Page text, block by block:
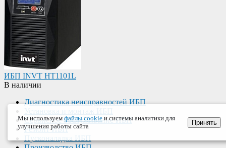
ИБП INVT HT1101L
В наличии
Диагностика неисправностей ИБП
Сервисное обслуживание ИБП
Ремонт ИБП
Мы используем файлы cookie и системы аналитики для
улучшения работы сайта
Принять